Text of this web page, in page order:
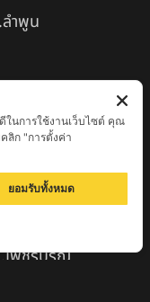
ำพูน
ณ์
อ.เชียงดาว
เพชรบูรณ์
ในการใช้งานเว็บไซต์ คุณ
ลิก "การตั้งค่า
ยอมรับทั้งหมด